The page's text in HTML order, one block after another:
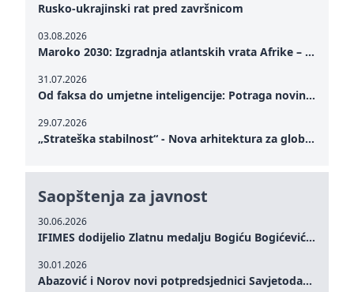
Saopštenja za javnost
30.06.2026
IFIMES dodijelio Zlatnu medalju Bogiću Bogićeviću za izuzetan doprinos demokratskim vrijednostima i miru
30.01.2026
Abazović i Norov novi potpredsjednici Savjetodavnog odbora IFIMES-a
Rusko-ukrajinski rat pred završnicom
03.08.2026
Maroko 2030: Izgradnja atlantskih vrata Afrike – od Tangera u Mediteranu do novog geopolitičkog koridora
31.07.2026
Od faksa do umjetne inteligencije: Potraga novinarstva za istinom u digitalnom dobu
29.07.2026
„Strateška stabilnost“ - Nova arhitektura za globalnu saradnju